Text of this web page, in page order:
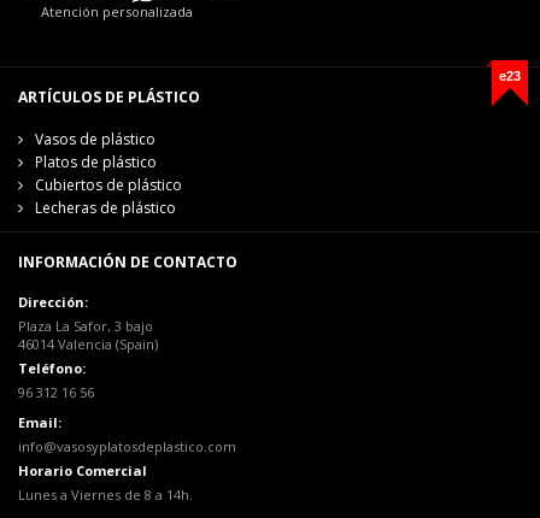
Atención personalizada
e23
ARTÍCULOS DE PLÁSTICO
Vasos de plástico
Platos de plástico
Cubiertos de plástico
Lecheras de plástico
INFORMACIÓN DE CONTACTO
Dirección:
Plaza La Safor, 3 bajo
46014 Valencia (Spain)
Teléfono:
96 312 16 56
Email:
info@vasosyplatosdeplastico.com
Horario Comercial
Lunes a Viernes de 8 a 14h.